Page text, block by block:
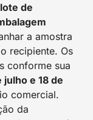
de
a amostra
recipiente. Os
conforme sua
e 18 de
comercial.
da